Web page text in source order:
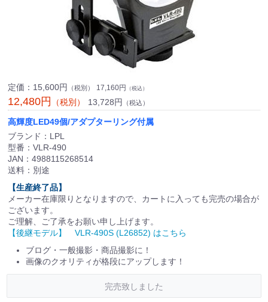
定価： 15,600円 （税別） 17,160円 （税込）
12,480円 （税別） 13,728円 （税込）
高輝度LED49個/アダプターリング付属
ブランド：LPL
型番：VLR-490
JAN：4988115268514
送料：別途
【生産終了品】
メーカー在庫限りとなりますので、カートに入っても完売の場合が
ございます。
ご理解、ご了承をお願い申し上げます。
【後継モデル】 VLR-490S (L26852) はこちら
ブログ・一般撮影・商品撮影に！
画像のクオリティが格段にアップします！
完売致しました